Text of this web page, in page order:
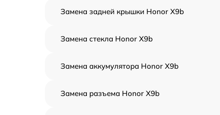
Замена задней крышки Honor X9b
Замена стекла Honor X9b
Замена аккумулятора Honor X9b
Замена разъема Honor X9b